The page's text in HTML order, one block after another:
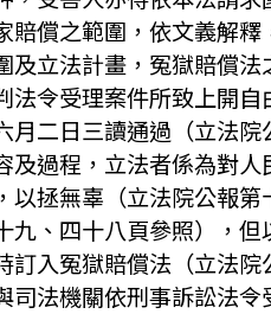
賠償之範圍，依文義解
及立法計畫，冤獄賠償
法令受理案件所致上開
月二日三讀通過（立法
及過程，立法者係為對
以拯無辜（立法院公報
九、四十八頁參照），
訂入冤獄賠償法（立法
司法機關依刑事訴訟法